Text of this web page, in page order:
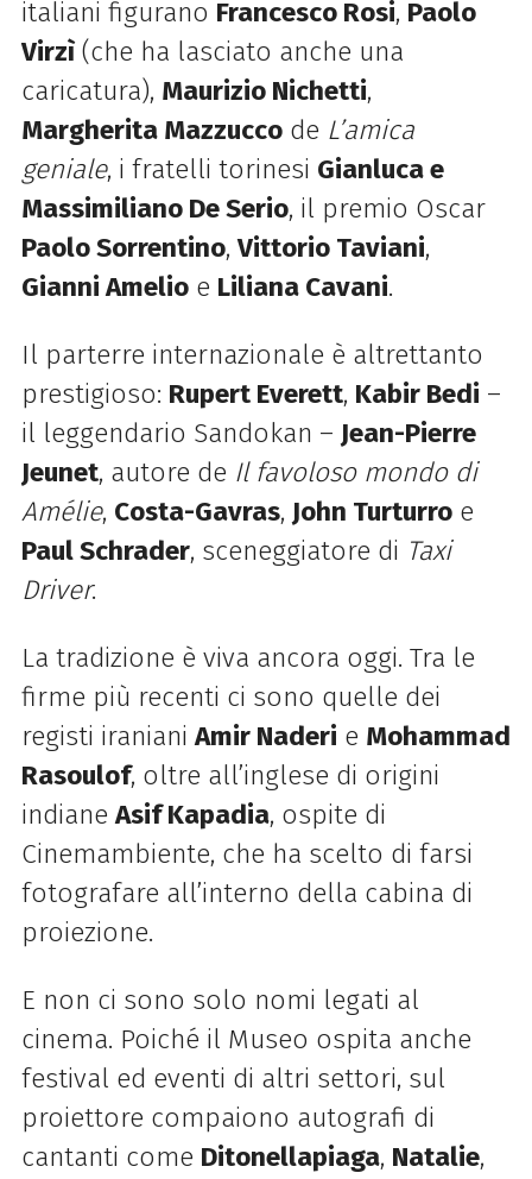
italiani figurano Francesco Rosi, Paolo
Virzì(che ha lasciato anche una
caricatura), Maurizio Nichetti,
Margherita Mazzuccode L’amica
geniale, i fratelli torinesi Gianluca e
Massimiliano De Serio, il premio Oscar
Paolo Sorrentino,Vittorio Taviani,
Gianni Amelioe Liliana Cavani.
Il parterre internazionale è altrettanto
prestigioso: Rupert Everett, Kabir Bedi –
il leggendario Sandokan – Jean-Pierre
Jeunet, autore de Il favoloso mondo di
Amélie, Costa-Gavras, John Turturroe
Paul Schrader, sceneggiatore di Taxi
Driver.
La tradizione è viva ancora oggi. Tra le
firme più recenti ci sono quelle dei
registi iranianiAmir Naderi e Mohammad
Rasoulof, oltre all’inglese di origini
indianeAsif Kapadia, ospite di
Cinemambiente, che ha scelto di farsi
fotografare all’interno della cabina di
proiezione.
E non ci sono solo nomi legati al
cinema. Poiché il Museo ospita anche
festival ed eventi di altri settori, sul
proiettore compaiono autografi di
cantanti come Ditonellapiaga, Natalie,